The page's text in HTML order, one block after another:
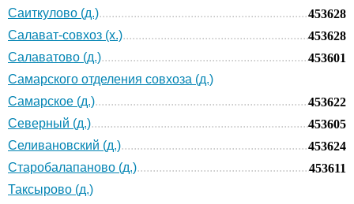
Саиткулово (д.)
453628
Салават-совхоз (х.)
453628
Салаватово (д.)
453601
Самарского отделения совхоза (д.)
Самарское (д.)
453622
Северный (д.)
453605
Селивановский (д.)
453624
Старобалапаново (д.)
453611
Таксырово (д.)